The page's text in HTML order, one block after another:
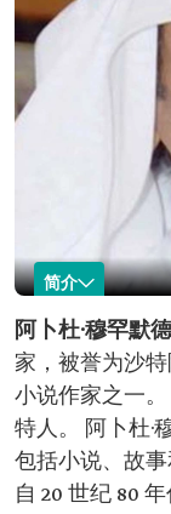
简介
阿布杜·哈尔
名称：阿卜杜·哈
尔。
阿卜杜·穆罕默
家，被誉为沙
小说作家之一
特人。 阿卜杜·
包括小说、故
自 20 世纪 80